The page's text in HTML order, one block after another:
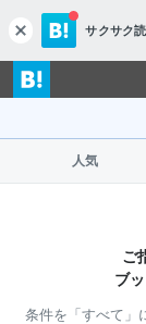
c
l
o
s
サクサク読
人気
ご
ブ
条件を「すべて」